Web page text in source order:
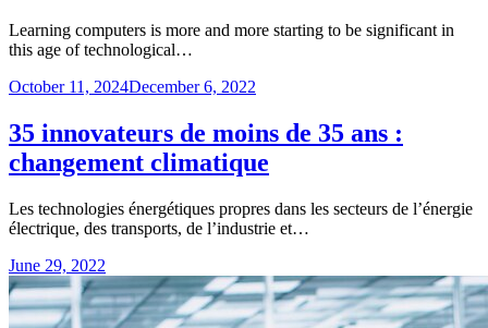
Learning computers is more and more starting to be significant in
this age of technological…
October 11, 2024December 6, 2022
35 innovateurs de moins de 35 ans :
changement climatique
Les technologies énergétiques propres dans les secteurs de l’énergie
électrique, des transports, de l’industrie et…
June 29, 2022